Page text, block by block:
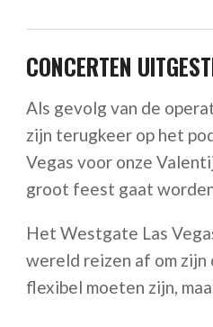
CONCERTEN
Als gevolg van de
zijn terugkeer op het
Vegas voor onze
groot feest gaat
Het Westgate Las
wereld reizen af om
flexibel moeten zijn,